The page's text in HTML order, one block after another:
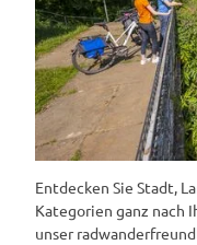
Entdecken Sie Stadt,
Kategorien ganz nach
unser